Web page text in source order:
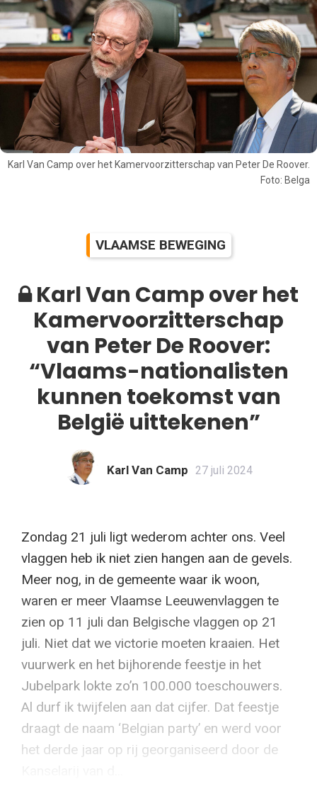
Karl Van Camp over het Kamervoorzitterschap van Peter De Roover.
Foto: Belga
VLAAMSE BEWEGING
Karl Van Camp over het
Kamervoorzitterschap
van Peter De Roover:
“Vlaams-nationalisten
kunnen toekomst van
België uittekenen”
Karl Van Camp 27 juli 2024
Zondag 21 juli ligt wederom achter ons. Veel
vlaggen heb ik niet zien hangen aan de gevels.
Meer nog, in de gemeente waar ik woon,
waren er meer Vlaamse Leeuwenvlaggen te
zien op 11 juli dan Belgische vlaggen op 21
juli. Niet dat we victorie moeten kraaien. Het
vuurwerk en het bijhorende feestje in het
Jubelpark lokte zo’n 100.000 toeschouwers.
Al durf ik twijfelen aan dat cijfer. Dat feestje
draagt de naam ‘Belgian party’ en werd voor
het derde jaar op rij georganiseerd door de